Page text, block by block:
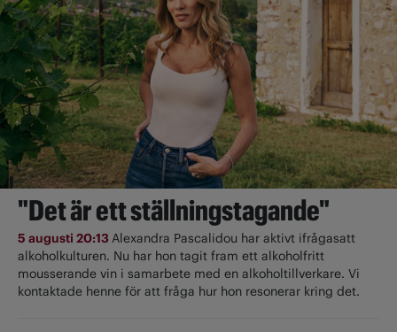
"Det är ett ställningstagande"
5 augusti 20:13Alexandra Pascalidou har aktivt ifrågasatt
alkoholkulturen. Nu har hon tagit fram ett alkoholfritt
mousserande vin i samarbete med en alkoholtillverkare. Vi
kontaktade henne för att fråga hur hon resonerar kring det.